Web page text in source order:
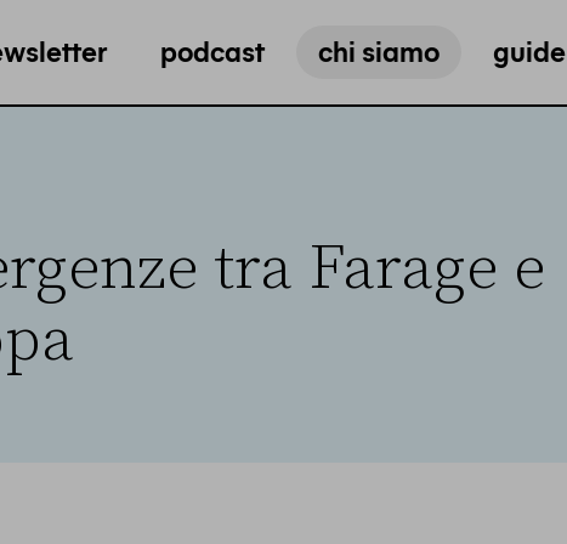
podcast chi siamo guide
tra Farage e